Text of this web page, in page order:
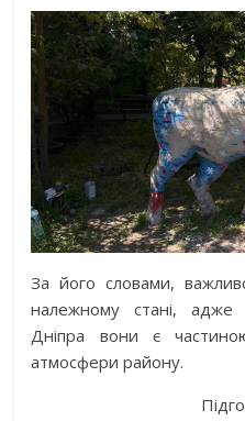
За його словами,
належному стані, адже
Дніпра вони є
атмосфери району.